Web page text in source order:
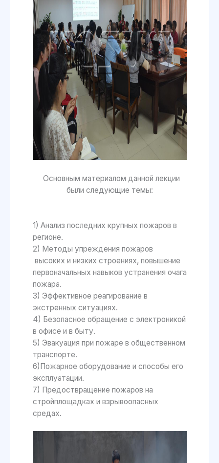
Основным материалом данной лекции
были следующие темы:
1) Анализ последних крупных пожаров в
регионе.
2) Методы упреждения пожаров
высоких и низких строениях, повышение
первоначальных навыков устранения очага
пожара.
3) Эффективное реагирование в
экстренных ситуациях.
4) Безопасное обращение с электроникой
в офисе и в быту.
5) Эвакуация при пожаре в общественном
транспорте.
6)Пожарное оборудование и способы его
эксплуатации.
7) Предоствращение пожаров на
стройплощадках и взрывоопасных
средах.